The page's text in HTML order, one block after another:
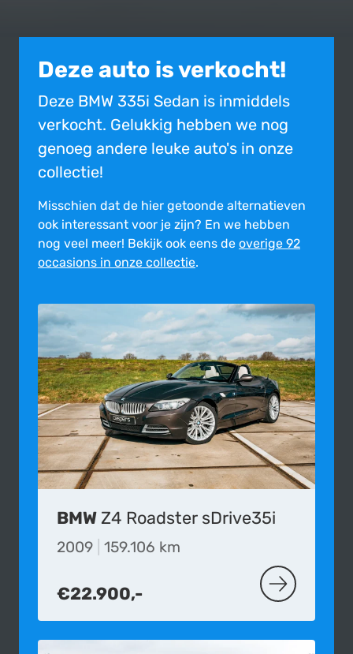
Deze auto is verkocht!
Deze BMW 335i Sedan is inmiddels
verkocht. Gelukkig hebben we nog
genoeg andere leuke auto's in onze
collectie!
Misschien dat de hier getoonde alter­na­tie­ven
ook inte­res­sant voor je zijn? En we hebben
nog veel meer! Bekijk ook eens de overige 92
occasions in onze collectie.
BMW Z4 Roadster sDrive35i
2009 159.106 km
€22.900,- MEER OVER